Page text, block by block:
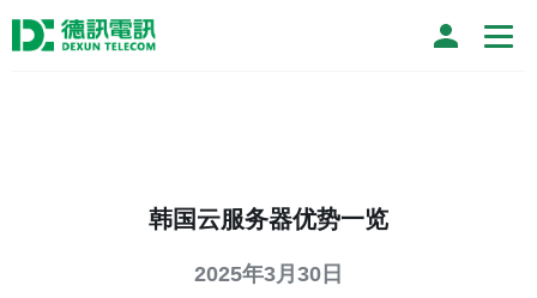
韩国云服务器优势一览
2025年3月30日